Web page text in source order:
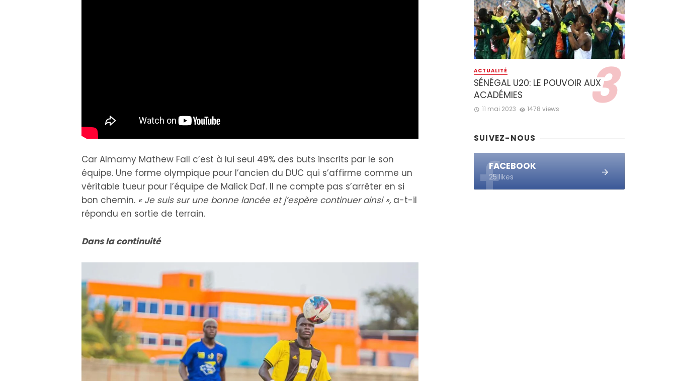
Car Almamy Mathew Fall c’est à lui seul 49% des buts inscrits par le son
équipe. Une forme olympique pour l’ancien du DUC qui s’affirme comme un
véritable tueur pour l’équipe de Malick Daf. Il ne compte pas s’arrêter en si
bon chemin. « Je suis sur une bonne lancée et j’espère continuer ainsi », a-t-il
répondu en sortie de terrain.
Dans la continuité
ACTUALITÉ
SÉNÉGAL U20: LE POUVOIR AUX
ACADÉMIES
11 mai 2023 1478 views
SUIVEZ-NOUS
FACEBOOK
25 likes